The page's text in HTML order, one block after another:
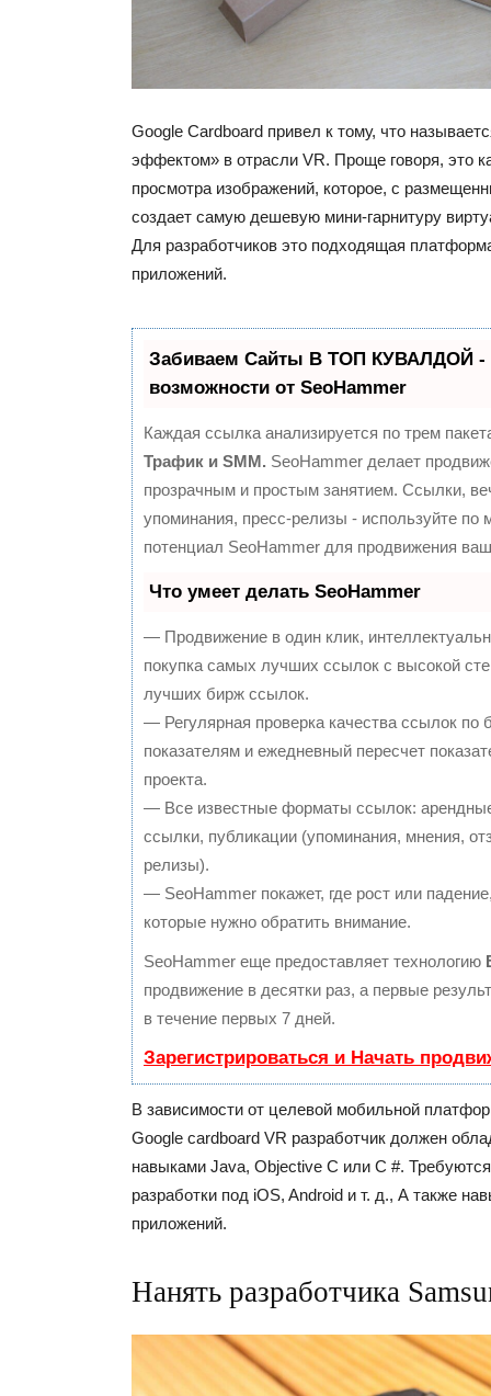
Google Cardboard привел к тому, что
эффектом» в отрасли VR. Проще говоря, это
просмотра изображений, которое, с
создает самую дешевую мини-гарнитуру
Для разработчиков это подходящая
приложений.
Забиваем Сайты В ТОП КУВАЛДОЙ -
возможности от SeoHammer
Каждая ссылка анализируется по трем
Трафик и SMM. SeoHammer делает
прозрачным и простым занятием. Ссылки,
упоминания, пресс-релизы - используйте по
потенциал SeoHammer для продвижения
Что умеет делать SeoHammer
— Продвижение в один клик,
покупка самых лучших ссылок с высокой
лучших бирж ссылок.
— Регулярная проверка качества ссылок по
показателям и ежедневный пересчет
проекта.
— Все известные форматы ссылок:
ссылки, публикации (упоминания, мнения,
релизы).
— SeoHammer покажет, где рост или
которые нужно обратить внимание.
SeoHammer еще предоставляет технологию
продвижение в десятки раз, а первые
в течение первых 7 дней.
Зарегистрироваться и Начать
В зависимости от целевой мобильной
Google cardboard VR разработчик должен
навыками Java, Objective C или C #.
разработки под iOS, Android и т. д., А также
приложений.
Нанять разработчика